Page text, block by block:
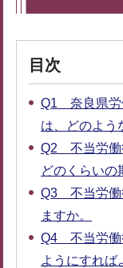
目次
Q1 奈良県労
は、どのよう
Q2 不当労働
どのくらいの
Q3 不当労働
ますか。
Q4 不当労働
ようにすれば